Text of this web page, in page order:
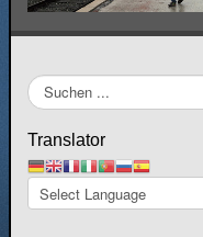
Suchen
...
Translator